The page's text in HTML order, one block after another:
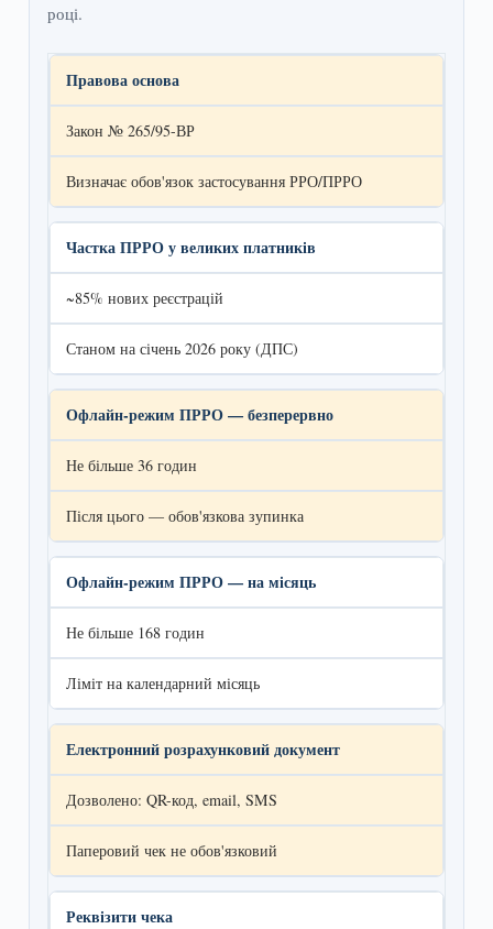
році.
Правова основа
Закон № 265/95-ВР
Визначає обов'язок застосування РРО/ПРРО
Частка ПРРО у великих платників
~85% нових реєстрацій
Станом на січень 2026 року (ДПС)
Офлайн-режим ПРРО — безперервно
Не більше 36 годин
Після цього — обов'язкова зупинка
Офлайн-режим ПРРО — на місяць
Не більше 168 годин
Ліміт на календарний місяць
Електронний розрахунковий документ
Дозволено: QR-код, email, SMS
Паперовий чек не обов'язковий
Реквізити чека